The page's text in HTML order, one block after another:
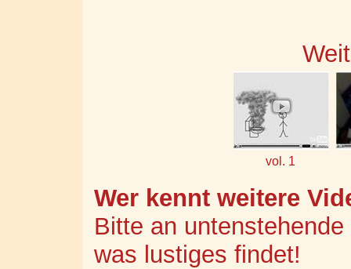
vol. 1
Wer kennt weitere
Bitte an
was lustiges findet!